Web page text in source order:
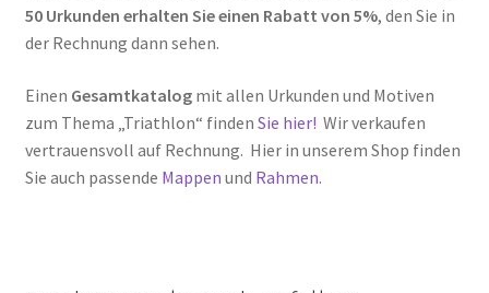
50 Urkunden erhalten Sie einen Rabatt von 5%, den Sie in
der Rechnung dann sehen.
Einen Gesamtkatalogmit allen Urkunden und Motiven
zum Thema „Triathlon“ finden Sie hier! Wir verkaufen
vertrauensvoll auf Rechnung. Hier in unserem Shop finden
Sie auch passende Mappen und Rahmen.